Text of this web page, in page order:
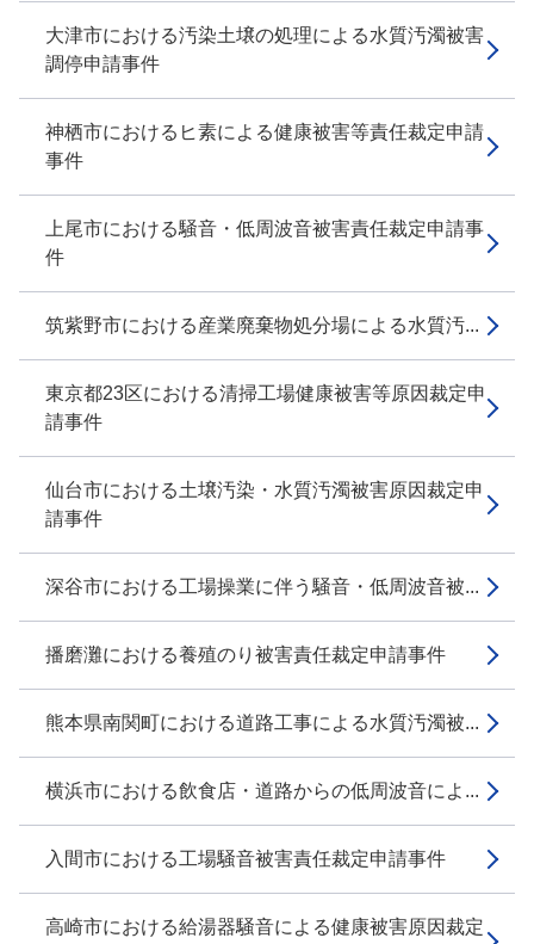
大津市における汚染土壌の処理による水質汚濁被害
調停申請事件
神栖市におけるヒ素による健康被害等責任裁定申請
事件
上尾市における騒音・低周波音被害責任裁定申請事
件
筑紫野市における産業廃棄物処分場による水質汚...
東京都23区における清掃工場健康被害等原因裁定申
請事件
仙台市における土壌汚染・水質汚濁被害原因裁定申
請事件
深谷市における工場操業に伴う騒音・低周波音被...
播磨灘における養殖のり被害責任裁定申請事件
熊本県南関町における道路工事による水質汚濁被...
横浜市における飲食店・道路からの低周波音によ...
入間市における工場騒音被害責任裁定申請事件
高崎市における給湯器騒音による健康被害原因裁定